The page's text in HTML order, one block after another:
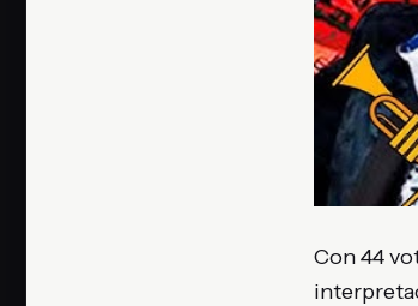
Con 44